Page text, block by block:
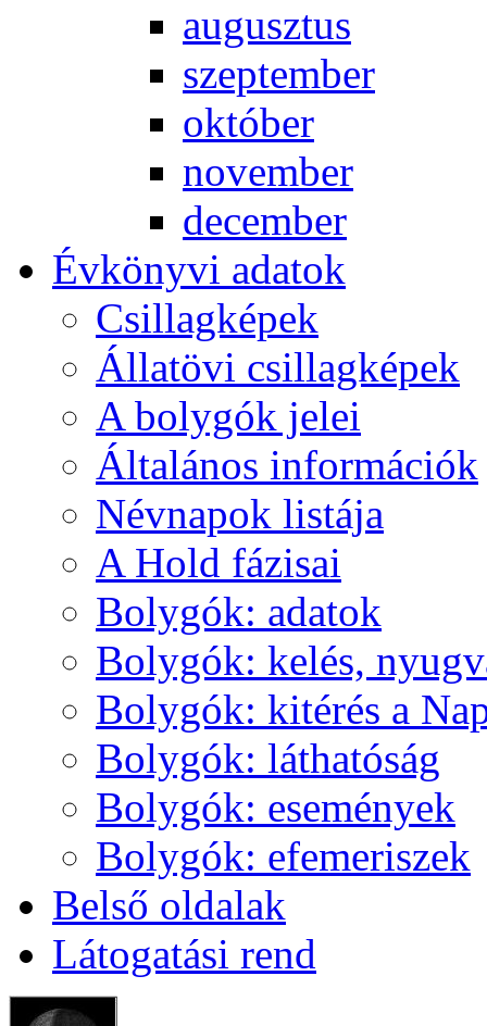
au­gusz­tus
szep­tem­ber
ok­tó­ber
no­vem­ber
de­cem­ber
Év­köny­vi ada­tok
Csil­lag­ké­pek
Ál­lat­övi csil­lag­ké­pek
A boly­gók je­lei
Ál­ta­lá­nos in­for­má­ci­ók
Név­na­pok lis­tá­ja
A Hold fá­zi­sai
Boly­gók: ada­tok
Boly­gók: ke­lés,
Boly­gók: ki­té­rés a
Boly­gók: lát­ha­tó­ság
Boly­gók: ese­mé­nyek
Boly­gók: efe­me­ri­szek
Bel­ső ol­da­lak
Lá­to­ga­tá­si rend